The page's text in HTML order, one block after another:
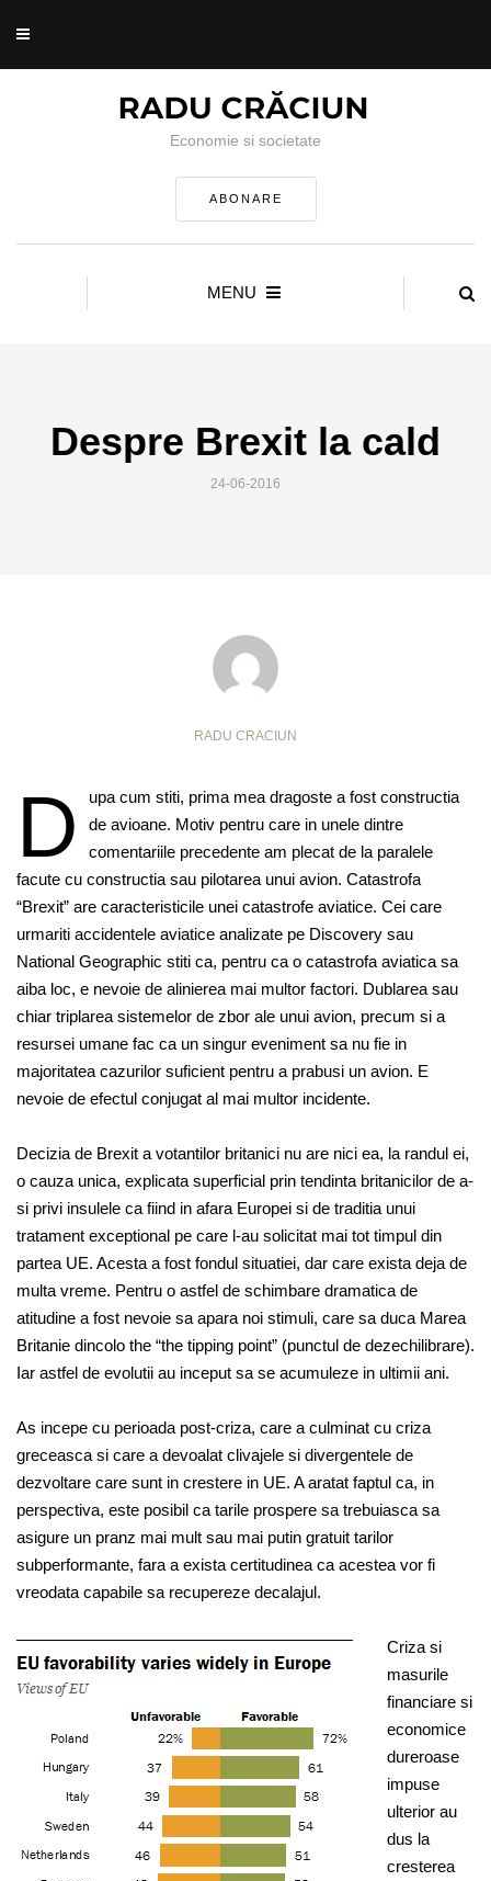
Economie si societate
ABONARE
MENU
Despre Brexit la cald
24-06-2016
RADU CRACIUN
D
upa cum stiti, prima mea dragoste a fost constructia
de avioane. Motiv pentru care in unele dintre
comentariile precedente am plecat de la paralele
facute cu constructia sau pilotarea unui avion. Catastrofa
“Brexit” are caracteristicile unei catastrofe aviatice. Cei care
urmariti accidentele aviatice analizate pe Discovery sau
National Geographic stiti ca, pentru ca o catastrofa aviatica sa
aiba loc, e nevoie de alinierea mai multor factori. Dublarea sau
chiar triplarea sistemelor de zbor ale unui avion, precum si a
resursei umane fac ca un singur eveniment sa nu fie in
majoritatea cazurilor suficient pentru a prabusi un avion. E
nevoie de efectul conjugat al mai multor incidente.
Decizia de Brexit a votantilor britanici nu are nici ea, la randul ei,
o cauza unica, explicata superficial prin tendinta britanicilor de a-
si privi insulele ca fiind in afara Europei si de traditia unui
tratament exceptional pe care l-au solicitat mai tot timpul din
partea UE. Acesta a fost fondul situatiei, dar care exista deja de
multa vreme. Pentru o astfel de schimbare dramatica de
atitudine a fost nevoie sa apara noi stimuli, care sa duca Marea
Britanie dincolo the “the tipping point” (punctul de dezechilibrare).
Iar astfel de evolutii au inceput sa se acumuleze in ultimii ani.
As incepe cu perioada post-criza, care a culminat cu criza
greceasca si care a devoalat clivajele si divergentele de
dezvoltare care sunt in crestere in UE. A aratat faptul ca, in
perspectiva, este posibil ca tarile prospere sa trebuiasca sa
asigure un pranz mai mult sau mai putin gratuit tarilor
subperformante, fara a exista certitudinea ca acestea vor fi
vreodata capabile sa recupereze decalajul.
Criza si
masurile
financiare si
economice
dureroase
impuse
ulterior au
dus la
cresterea